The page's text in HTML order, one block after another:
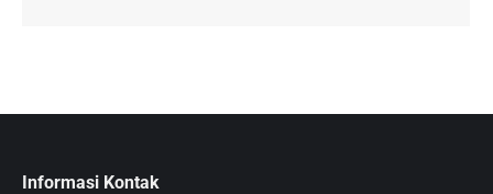
Informasi Kontak